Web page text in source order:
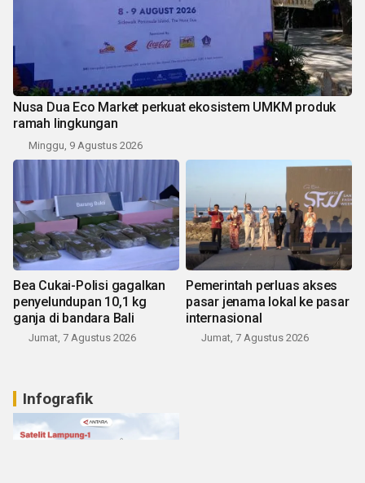
Nusa Dua Eco Market perkuat ekosistem UMKM produk
ramah lingkungan
Minggu, 9 Agustus 2026
Bea Cukai-Polisi gagalkan
penyelundupan 10,1 kg
ganja di bandara Bali
Jumat, 7 Agustus 2026
Pemerintah perluas akses
pasar jenama lokal ke pasar
internasional
Jumat, 7 Agustus 2026
Infografik